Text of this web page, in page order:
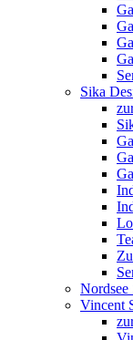
Sika
Nordsee
Vincent